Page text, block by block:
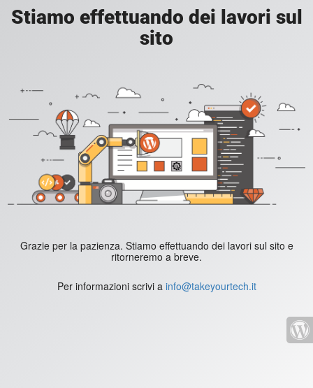
Stiamo effettuando dei lavori sul
sito
Grazie per la pazienza. Stiamo effettuando dei lavori sul sito e
ritorneremo a breve.
Per informazioni scrivi a info@takeyourtech.it